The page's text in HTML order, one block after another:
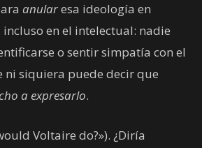
anularesa ideología en
en el intelectual: nadie
o sentir simpatía con el
ni siquiera puede decir que
a expresarlo.
Voltaire do?»). ¿Diría